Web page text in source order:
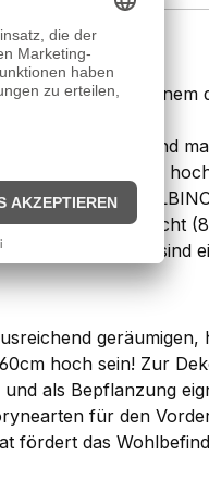
stammen von einem
und
eine schöne
ist keine Skalar-
LED-Mischlicht
Färbung und sind
hoch sein! Zur
als Bepflanzung
für den
fördert das